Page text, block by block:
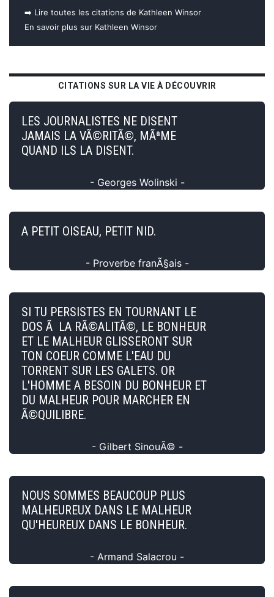
➡️ Lire toutes les citations de Kathleen Winsor
En savoir plus sur Kathleen Winsor
CITATIONS SUR LA VIE À DÉCOUVRIR
LES JOURNALISTES NE DISENT
JAMAIS LA VÃ©RITÃ©, MÃªME
QUAND ILS LA DISENT.
- Georges Wolinski -
A PETIT OISEAU, PETIT NID.
- Proverbe franÃ§ais -
SI TU PERSISTES EN TOURNANT LE
DOS Ã LA RÃ©ALITÃ©, LE BONHEUR
ET LE MALHEUR GLISSERONT SUR
TON COEUR COMME L'EAU DU
TORRENT SUR LES GALETS. OR
L'HOMME A BESOIN DU BONHEUR ET
DU MALHEUR POUR MARCHER EN
Ã©QUILIBRE.
- Gilbert SinouÃ© -
NOUS SOMMES BEAUCOUP PLUS
MALHEUREUX DANS LE MALHEUR
QU'HEUREUX DANS LE BONHEUR.
- Armand Salacrou -